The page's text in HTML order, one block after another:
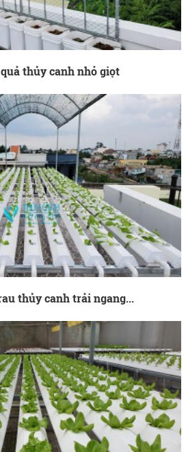
thủy canh nhỏ giọt
thủy canh trải ngang...